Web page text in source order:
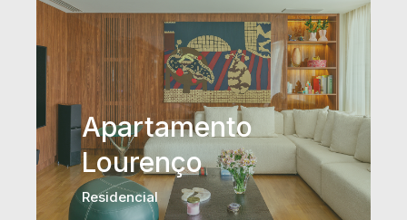
Apartamento
Lourenço
Residencial